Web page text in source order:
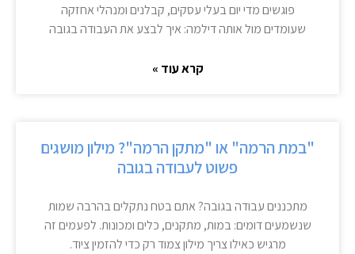
פוגשים מדי יום בעלי עסקים, קבלנים ומנהלי אחזקה
שעומדים מול אותה דילמה: איך לבצע את העבודה בגובה
קרא עוד »
"במת הרמה" או "מתקן הרמה"? מילון מושגים
פשוט לעבודה בגובה
מתכננים עבודה בגובה? אתם בטח נתקלים בהרבה שמות
שנשמעים דומים: במות, מתקנים, כלים ומכונות. לפעמים זה
מרגיש כאילו צריך מילון צמוד רק כדי להזמין ציוד.